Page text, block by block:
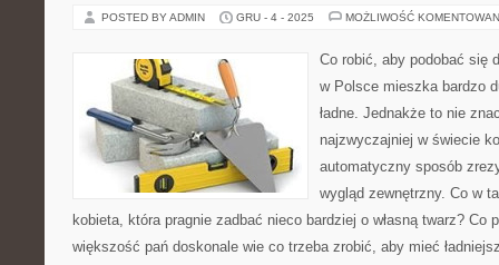
POSTED BY ADMIN GRU - 4 - 2025 MOŻLIWOŚĆ
Co robić, aby podobać się
w Polsce mieszka bardzo
ładne. Jednakże to nie
najzwyczajniej w świecie
automatyczny sposób
wygląd zewnętrzny. Co w
kobieta, która pragnie zadbać nieco bardziej o własną twarz? Co
większość pań doskonale wie co trzeba zrobić, aby mieć